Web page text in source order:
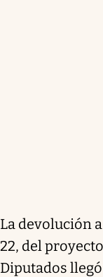
La devolución
22, del
Diputados